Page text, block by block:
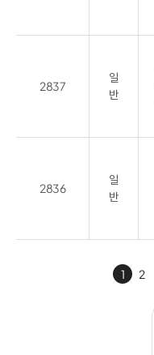
2837
일
반
2836
일
반
1 2